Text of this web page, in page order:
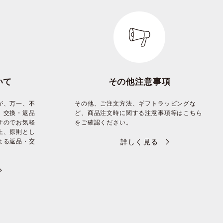
て
、万一、不
交換・返品
のでお気軽
、原則とし
る返品・交
その他注意事項
その他、ご注文方法、ギフトラッピングな
ど、商品注文時に関する注意事項等はこちら
をご確認ください。
詳しく見る